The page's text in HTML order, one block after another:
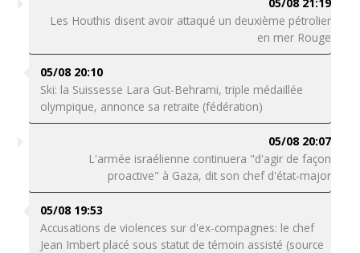
Les Houthis disent avoir attaqué un deuxième pétrolier
en mer Rouge
05/08 20:10
Ski: la Suissesse Lara Gut-Behrami, triple médaillée
olympique, annonce sa retraite (fédération)
05/08 20:07
L'armée israélienne continuera "d'agir de façon
proactive" à Gaza, dit son chef d'état-major
05/08 19:53
Accusations de violences sur d'ex-compagnes: le chef
Jean Imbert placé sous statut de témoin assisté (source